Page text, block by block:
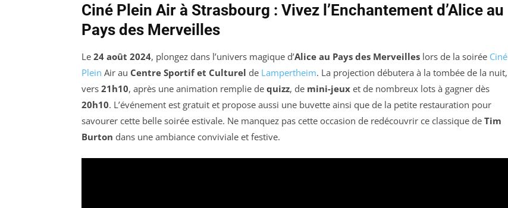
Ciné Plein Air à Strasbourg : Vivez l’Enchantement d’Alice au
Pays des Merveilles
Le 24 août 2024, plongez dans l’univers magique d’Alice au Pays des Merveilles lors de la soirée Ciné
Plein Air au Centre Sportif et Culturel de Lampertheim. La projection débutera à la tombée de la nuit,
vers 21h10, après une animation remplie de quizz, de mini-jeux et de nombreux lots à gagner dès
20h10. L’événement est gratuit et propose aussi une buvette ainsi que de la petite restauration pour
savourer cette belle soirée estivale. Ne manquez pas cette occasion de redécouvrir ce classique de Tim
Burton dans une ambiance conviviale et festive.